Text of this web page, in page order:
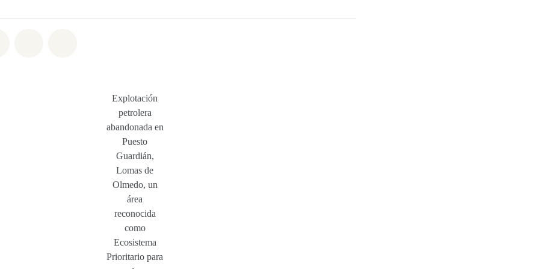
Explotación
petrolera
abandonada en
Puesto
Guardián,
Lomas de
Olmedo, un
área
reconocida
como
Ecosistema
Prioritario para